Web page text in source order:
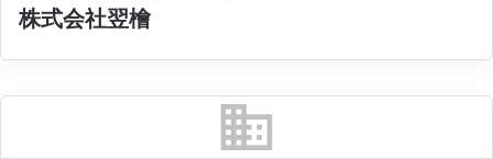
株式会社翌檜
business